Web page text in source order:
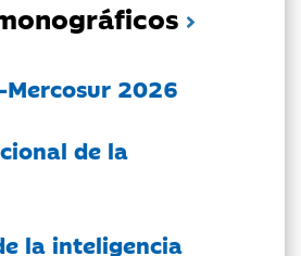
Mercosur 2026
de la
la inteligencia